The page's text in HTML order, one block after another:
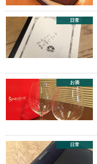
日常
お酒
日常